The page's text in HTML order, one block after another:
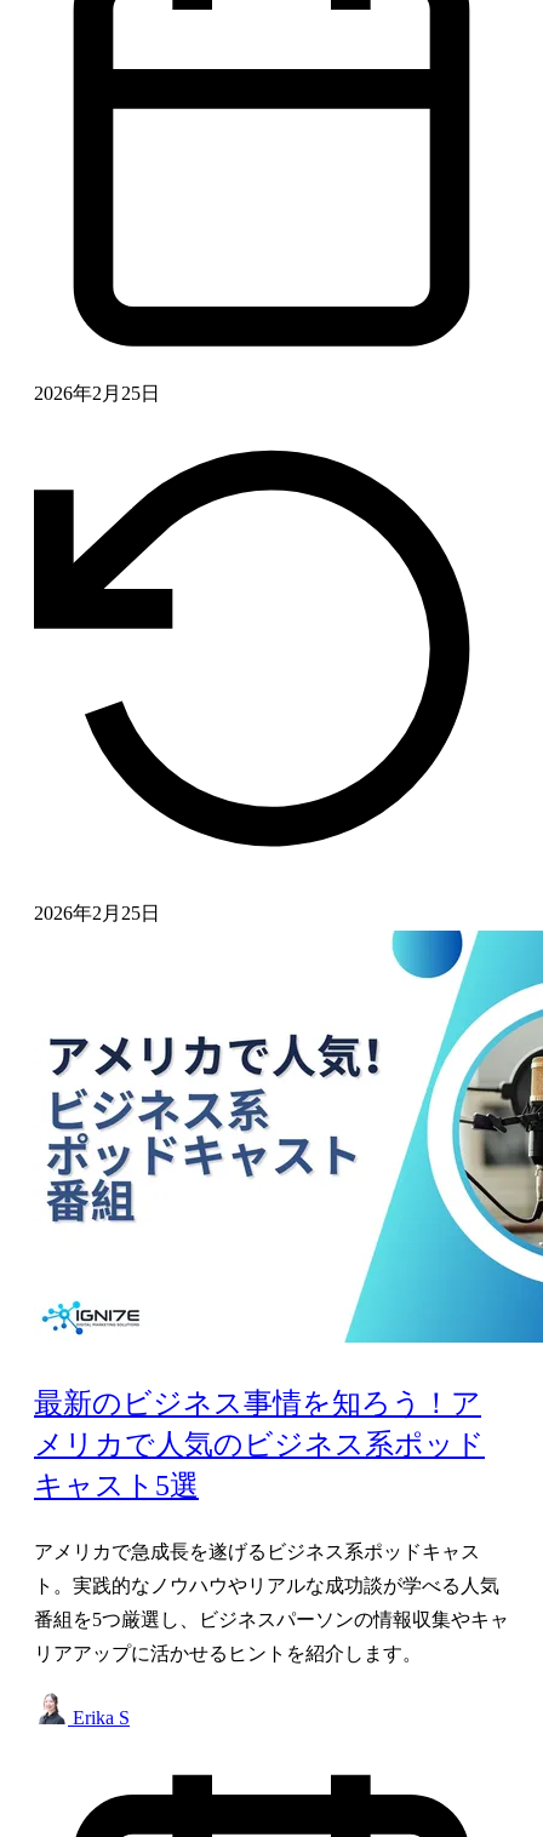
2026年2月25日
2026年2月25日
最新のビジネス事情を知ろう！ア
メリカで人気のビジネス系ポッド
キャスト5選
アメリカで急成長を遂げるビジネス系ポッドキャス
ト。実践的なノウハウやリアルな成功談が学べる人気
番組を5つ厳選し、ビジネスパーソンの情報収集やキャ
リアアップに活かせるヒントを紹介します。
Erika S